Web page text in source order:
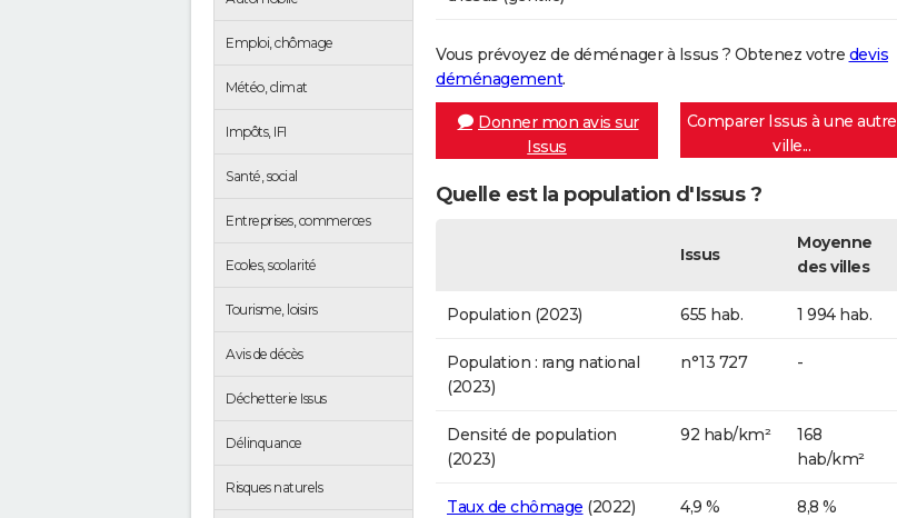
Emploi, chômage
Météo, climat
Impôts, IFI
Santé, social
Entreprises, commerces
Ecoles, scolarité
Tourisme, loisirs
Avis de décès
Déchetterie Issus
Délinquance
Risques naturels
Vous prévoyez de déménager à Issus ? Obtenez votre devis
déménagement.
Donner mon avis sur
Issus
Comparer Issus à une autre
ville...
Quelle est la population d'Issus ?
Issus
Moyenne
des villes
Population (2023) 655 hab. 1 994 hab.
Population : rang national
(2023)
n°13 727 -
Densité de population
(2023)
92 hab/km²
168
hab/km²
Taux de chômage (2022) 4,9 % 8,8 %